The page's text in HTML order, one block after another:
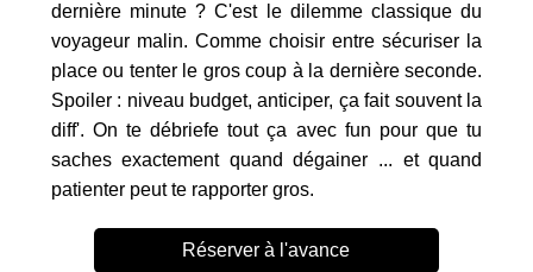
dernière minute ? C'est le dilemme classique du
voyageur malin. Comme choisir entre sécuriser la
place ou tenter le gros coup à la dernière seconde.
Spoiler : niveau budget, anticiper, ça fait souvent la
diff'. On te débriefe tout ça avec fun pour que tu
saches exactement quand dégainer ... et quand
patienter peut te rapporter gros.
Réserver à l'avance